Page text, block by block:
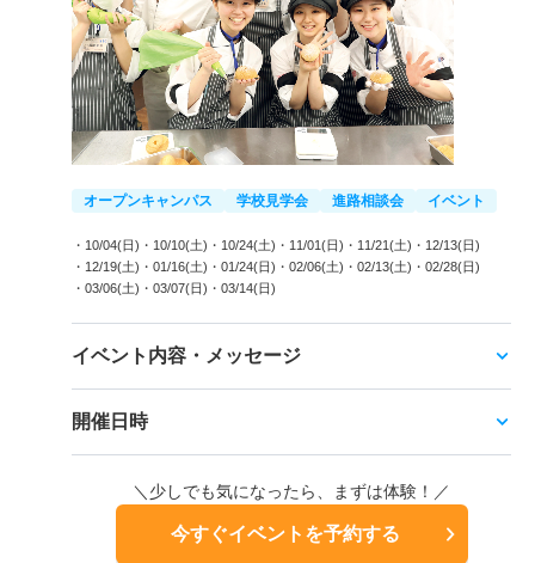
オープンキャンパス 学校見学会 進路相談会 イベント
・10/04(日) ・10/10(土) ・10/24(土) ・11/01(日) ・11/21(土) ・12/13(日)
・12/19(土) ・01/16(土) ・01/24(日) ・02/06(土) ・02/13(土) ・02/28(日)
・03/06(土) ・03/07(日) ・03/14(日)
イベント内容・メッセージ
開催日時
＼少しでも気になったら、まずは体験！／
今すぐイベントを予約する